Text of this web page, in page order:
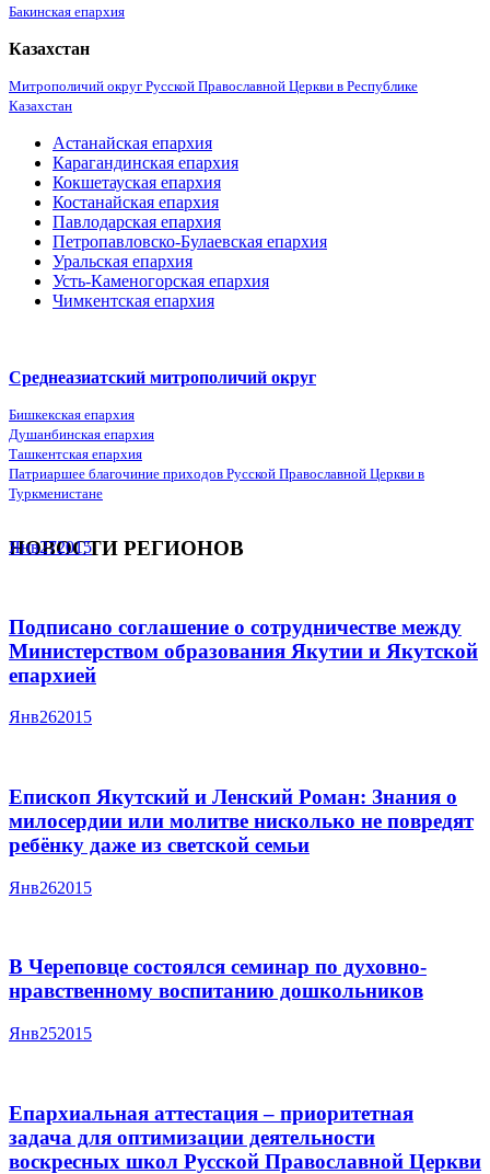
Бакинская епархия
Казахстан
Митрополичий округ Русской Православной Церкви в Республике
Казахстан
Астанайская епархия
Карагандинская епархия
Кокшетауская епархия
Костанайская епархия
Павлодарская епархия
Петропавловско-Булаевская епархия
Уральская епархия
Усть-Каменогорская епархия
Чимкентская епархия
Среднеазиатский митрополичий округ
Бишкекская епархия
Душанбинская епархия
Ташкентская епархия
Патриаршее благочиние приходов Русской Православной Церкви в
Туркменистане
НОВОСТИ РЕГИОНОВ
Янв272015
Подписано соглашение о сотрудничестве между
Министерством образования Якутии и Якутской
епархией
Янв262015
Епископ Якутский и Ленский Роман: Знания о
милосердии или молитве нисколько не повредят
ребёнку даже из светской семьи
Янв262015
В Череповце состоялся семинар по духовно-
нравственному воспитанию дошкольников
Янв252015
Епархиальная аттестация – приоритетная
задача для оптимизации деятельности
воскресных школ Русской Православной Церкви